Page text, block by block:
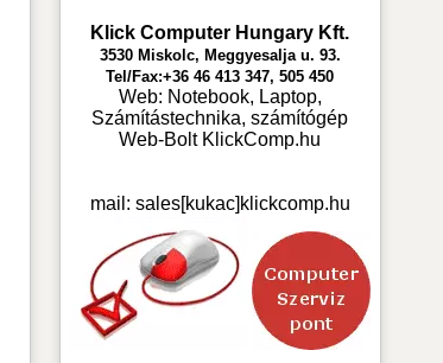
Klick Computer Hungary Kft.
3530 Miskolc, Meggyesalja u. 93.
Tel/Fax:+36 46 413 347, 505 450
Web: Notebook, Laptop,
Számítástechnika, számítógép
Web-Bolt KlickComp.hu
mail: sales[kukac]klickcomp.hu